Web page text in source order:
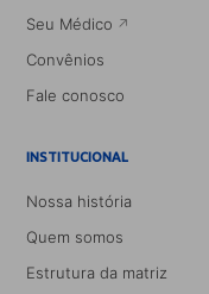
Seu Médico
Convênios
Fale conosco
INSTITUCIONAL
Nossa história
Quem somos
Estrutura da matriz